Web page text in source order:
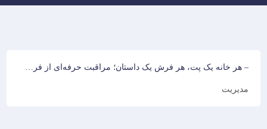
– هر خانه یک پت، هر فرش یک داستان؛ مراقبت حرفه‌ای از فرش‌ها
مدیریت